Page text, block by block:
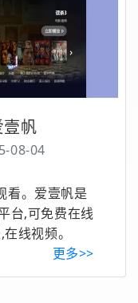
帆
08-04
看。爱壹帆是
台,可免费在线
线视频。
更多>>